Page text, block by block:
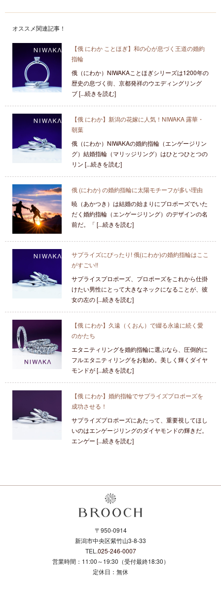
オススメ関連記事！
【俄 にわか ことほぎ】和の心が息づく王道の婚約
指輪
俄（にわか）NIWAKAことほぎシリーズは1200年の
歴史の息づく街、京都発祥のウエディングリング
ブ [...続きを読む]
【俄 にわか】新潟の花嫁に人気！NIWAKA 露華・
朝葉
俄（にわか）NIWAKAの婚約指輪（エンゲージリン
グ）結婚指輪（マリッジリング）はひとつひとつの
リン [...続きを読む]
俄 (にわか) の婚約指輪に太陽モチーフが多い理由
暁（あかつき）は結婚の始まりにプロポーズでいた
だく婚約指輪（エンゲージリング）のデザインの名
前だ。「 [...続きを読む]
サプライズにぴったり! 俄(にわか)の婚約指輪はここ
がすごい!!
サプライスプロポーズ、プロポーズをこれから仕掛
けたい男性にとって大きなネックになることが、彼
女の左の [...続きを読む]
【俄 にわか】久遠（くおん）で綴る永遠に続く愛
のかたち
エタニティリングを婚約指輪に選ぶなら、圧倒的に
フルエタニティリングをお勧め。美しく輝くダイヤ
モンドが [...続きを読む]
【俄 にわか】婚約指輪でサプライズプロポーズを
成功させる！
サプライズプロポーズにあたって、重要視してほし
いのはエンゲージリングのダイヤモンドの輝きだ。
エンゲー [...続きを読む]
〒950-0914
新潟市中央区紫竹山3-8-33
TEL.025-246-0007
営業時間：11:00～19:30（受付最終18:30）
定休日：無休